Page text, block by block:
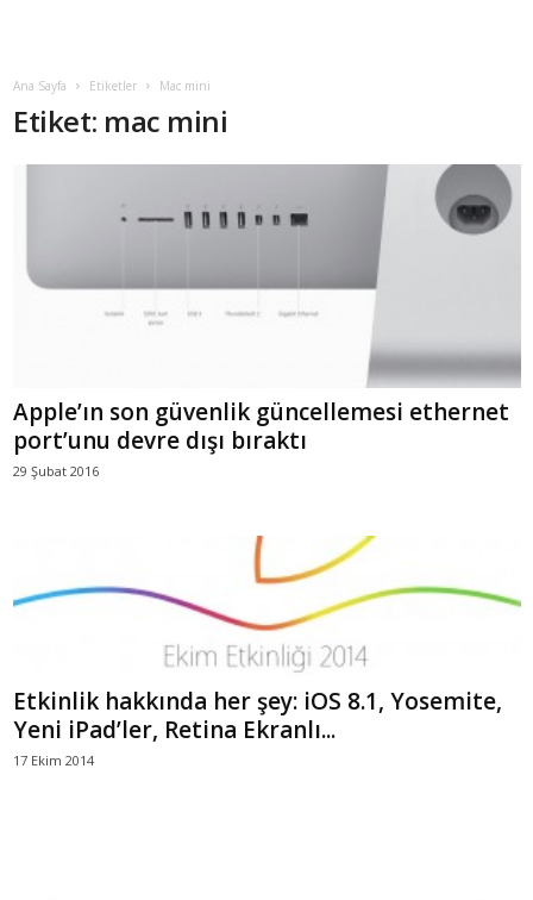
Ana Sayfa Etiketler Mac mini
Etiket: mac mini
Apple’ın son güvenlik güncellemesi ethernet
port’unu devre dışı bıraktı
29 Şubat 2016
Etkinlik hakkında her şey: iOS 8.1, Yosemite,
Yeni iPad’ler, Retina Ekranlı...
17 Ekim 2014